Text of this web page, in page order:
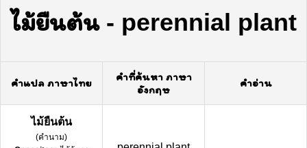
ไม้ยืนต้น- perennial plant
คำแปล ภาษาไทย
คำที่ค้นหา ภาษา
อังกฤษ
คำอ่าน
ไม้ยืนต้น
(คำนาม)